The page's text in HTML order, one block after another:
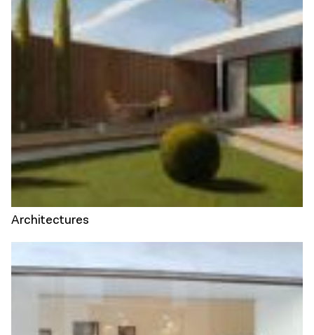
Architectures